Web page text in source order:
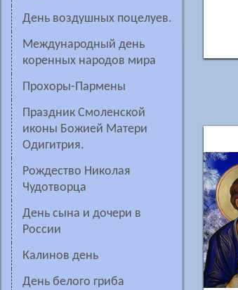
День воздушных поцелуев.
Международный день
коренных народов мира
Прохоры-Пармены
Праздник Смоленской
иконы Божией Матери
Одигитрия.
рождество Николая
Чудотворца
День сына и дочери в
России
Калинов день
День белого гриба